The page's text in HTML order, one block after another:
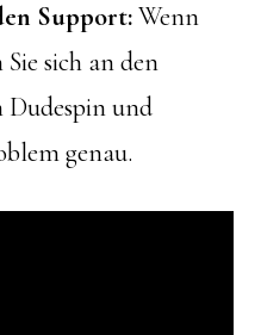
Support:Wenn
sich an den
Dudespin und
genau.